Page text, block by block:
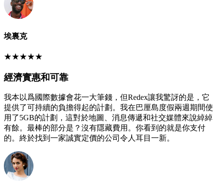
埃裏克
★★★★★
經濟實惠和可靠
我本以爲國際數據會花一大筆錢，但Redex讓我驚訝的是，它
提供了可持續的負擔得起的計劃。我在巴厘島度假兩週期間使
用了5GB的計劃，這對於地圖、消息傳遞和社交媒體來說綽綽
有餘。最棒的部分是？沒有隱藏費用。你看到的就是你支付
的。終於找到一家誠實定價的公司令人耳目一新。